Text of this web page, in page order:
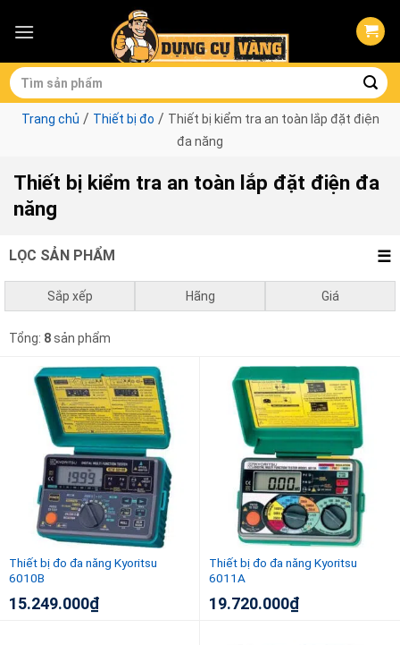
Tìm
kiếm:
Trang chủ / Thiết bị đo / Thiết bị kiểm tra an toàn lắp đặt điện
đa năng
Thiết bị kiểm tra an toàn lắp đặt điện đa
năng
LỌC SẢN PHẨM
Sắp xếp
Mặc định
Giá thấp đến cao
Giá cao đến thấp
Hãng
Kyoritsu
Giá
0₫-1.000.000₫
1.000.000₫-3.000.000₫
3.000.000₫-10.000.000₫
10.000.000₫-38.901.000₫
Tổng: 8sản phẩm
Thiết bị đo đa năng Kyoritsu
6010B
15.249.000₫
Thiết bị đo đa năng Kyoritsu
6011A
19.720.000₫